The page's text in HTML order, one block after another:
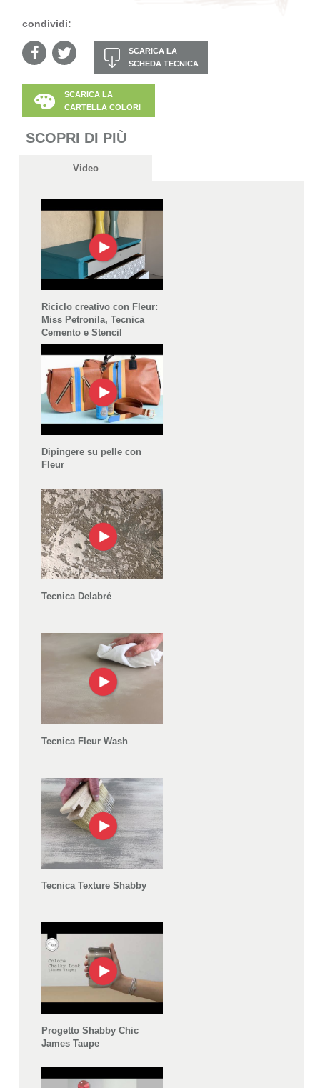
condividi:
SCARICA LA
SCHEDA TECNICA
SCARICA LA
CARTELLA COLORI
SCOPRI DI PIÙ
Video
Riciclo creativo con Fleur:
Miss Petronila, Tecnica
Cemento e Stencil
Dipingere su pelle con
Fleur
Tecnica Delabré
Tecnica Fleur Wash
Tecnica Texture Shabby
Progetto Shabby Chic
James Taupe